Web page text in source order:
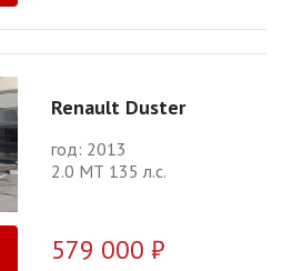
Renault Duster
год: 2013
2.0 МТ 135 л.с.
579 000 ₽